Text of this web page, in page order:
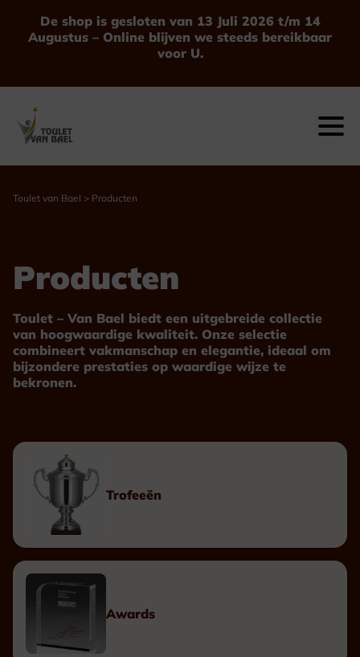
De shop is gesloten van 13 Juli 2026 t/m 14
Augustus – Online blijven we steeds bereikbaar
voor U.
Toulet van Bael > Producten
Producten
Toulet – Van Bael biedt een uitgebreide collectie
van hoogwaardige kwaliteit. Onze selectie
combineert vakmanschap en elegantie, ideaal om
bijzondere prestaties op waardige wijze te
bekronen.
Trofeeën
Awards